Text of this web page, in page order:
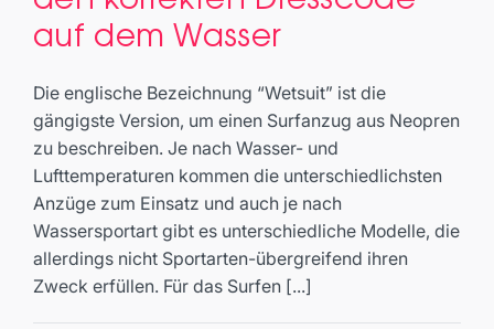
Wasser
auf dem Wasser
Die englische Bezeichnung “Wetsuit” ist die
gängigste Version, um einen Surfanzug aus Neopren
zu beschreiben. Je nach Wasser- und
Lufttemperaturen kommen die unterschiedlichsten
Anzüge zum Einsatz und auch je nach
Wassersportart gibt es unterschiedliche Modelle, die
allerdings nicht Sportarten-übergreifend ihren
Zweck erfüllen. Für das Surfen [...]